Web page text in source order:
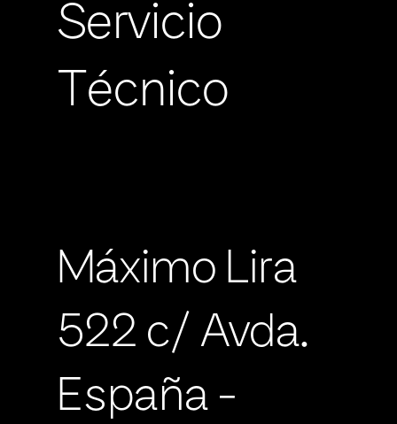
Servicio
Técnico
Máximo Lira
522 c/ Avda.
España -